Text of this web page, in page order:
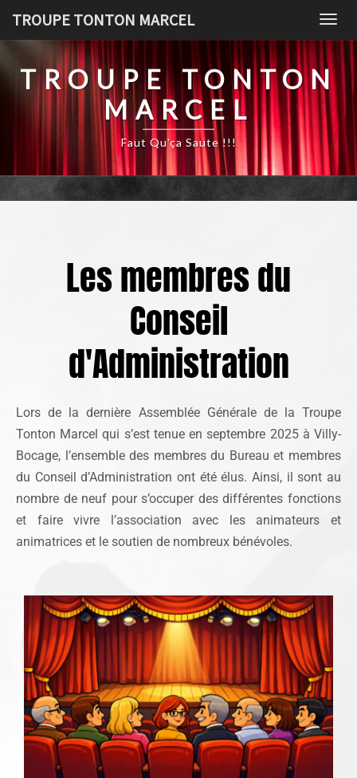
TROUPE TONTON MARCEL
TROUPE TONTON
MARCEL
Faut Qu'ça Saute !!!
Les membres du
Conseil
d'Administration
Lors de la dernière Assemblée Générale de la Troupe
Tonton Marcel qui s’est tenue en septembre 2025 à Villy-
Bocage, l’ensemble des membres du Bureau et membres
du Conseil d’Administration ont été élus. Ainsi, il sont au
nombre de neuf pour s’occuper des différentes fonctions
et faire vivre l’association avec les animateurs et
animatrices et le soutien de nombreux bénévoles.